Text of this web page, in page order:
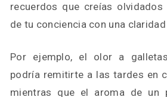
recuerdos que creías
de tu conciencia con una
Por ejemplo, el olor a
podría remitirte a las tardes en
mientras que el aroma de un